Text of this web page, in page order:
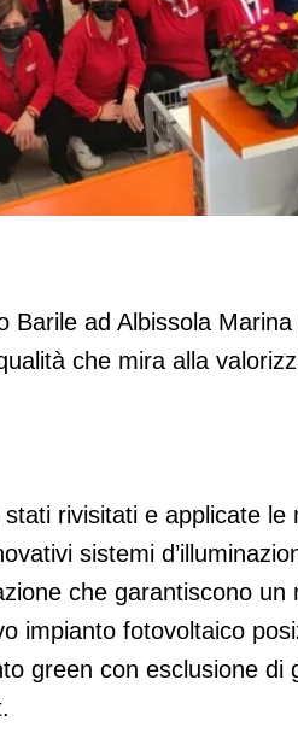
(Sv)
Barile ad Albissola
che mira alla
rivisitati e applicate le
sistemi
che garantiscono un
impianto fotovoltaico
green con esclusione di